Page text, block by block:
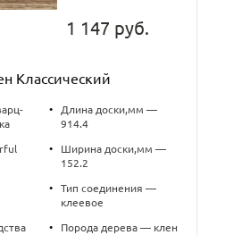
1 147 руб.
Классический
•
Длина доски,мм —
914.4
•
Ширина доски,мм —
152.2
•
Тип соединения —
клеевое
• Порода дерева — клен